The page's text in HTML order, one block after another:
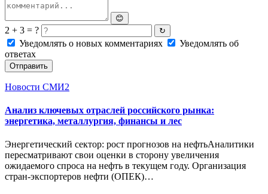
😊
2 + 3 = ? ↻
Уведомлять о новых комментариях
Уведомлять об
ответах
Отправить
Новости СМИ2
Анализ ключевых отраслей российского рынка:
энергетика, металлургия, финансы и лес
Энергетический сектор: рост прогнозов на нефтьАналитики
пересматривают свои оценки в сторону увеличения
ожидаемого спроса на нефть в текущем году. Организация
стран-экспортеров нефти (ОПЕК)…